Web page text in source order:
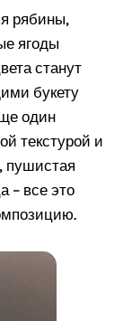
рябины,
ягоды
станут
букету
один
текстурой и
пушистая
– все это